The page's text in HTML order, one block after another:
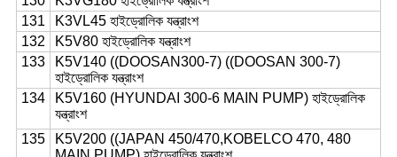
131
K3VL45 হাইড্রোলিক যন্ত্রাংশ
132
K5V80 হাইড্রোলিক যন্ত্রাংশ
133
K5V140 ((DOOSAN300-7) ((DOOSAN 300-7)
হাইড্রোলিক যন্ত্রাংশ
134
K5V160 (HYUNDAI 300-6 MAIN PUMP) হাইড্রোলিক
যন্ত্রাংশ
135
K5V200 ((JAPAN 450/470,KOBELCO 470, 480